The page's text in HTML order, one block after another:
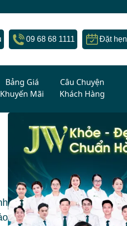
09 68 68 1111 Đặt hẹn
Bảng Giá
Khuyến Mãi
Câu Chuyện
Khách Hàng